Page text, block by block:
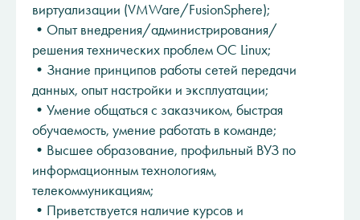
виртуализации (VMWare/FusionSphere);
•Опыт внедрения/администрирования/
решения технических проблем ОС Linux;
•Знание принципов работы сетей передачи
данных, опыт настройки и эксплуатации;
•Умение общаться с заказчиком, быстрая
обучаемость, умение работать в команде;
•Высшее образование, профильный ВУЗ по
информационным технологиям,
телекоммуникациям;
•Приветствуется наличие курсов и